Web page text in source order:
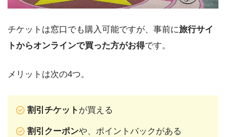
チケットは窓口でも購入可能ですが、事前に旅行サイ
トからオンラインで買った方がお得です。
メリットは次の4つ。
割引チケット が買える
割引クーポンや、ポイントバックがある